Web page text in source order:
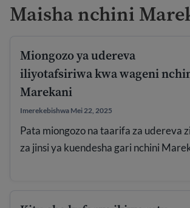
Maisha nchini
Miongozo ya udereva
iliyotafsiriwa kwa wageni
Marekani
Imerekebishwa Mei 22, 2025
Pata miongozo na taarifa za udereva
za jinsi ya kuendesha gari nchini